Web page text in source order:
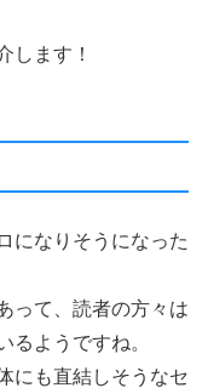
します！
になりそうになった
って、読者の方々は
るようですね。
にも直結しそうなセ